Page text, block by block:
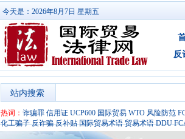
今天是：2026年8月7日 星期五
反
站内搜索
热词： 诈骗罪 信用证 UCP600 国际贸易 WTO 风险防范
化工骗子 反诈骗 反补贴 国际贸易术语 贸易术语 DDU